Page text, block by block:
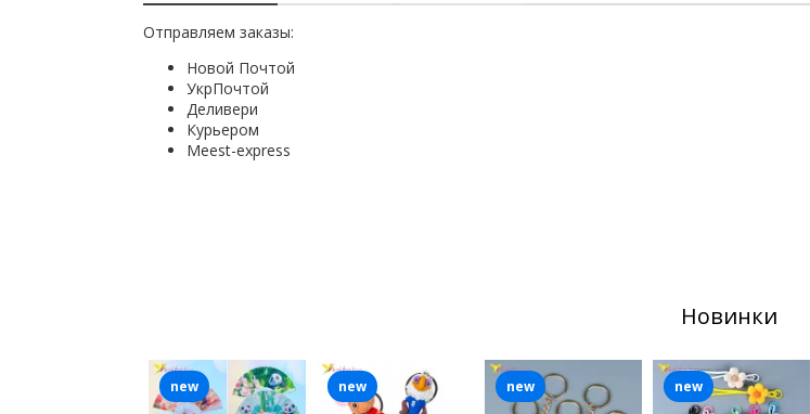
Отправляем заказы:
Новой Почтой
УкрПочтой
Деливери
Курьером
Мeest-express
Новинки
new new new new